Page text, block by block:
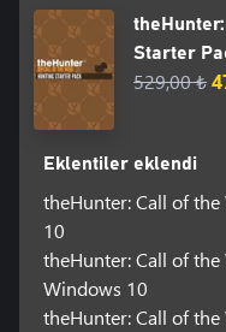
• Yukon Valley:
keşfederken çeşitli
• Medved-Taiga National
arazisinde avlan ve
yüzleşmeye hazır ol.
Bu gerçekçi ve nefes kesici
eşsiz atmosferin tadını
çevrimiçi çok oyunculu
yabancılardan!) oluşan
Starter
529,00 ₺
Eklentiler eklendi
theHunter: Call of
10
theHunter: Call of
Windows 10
theHunter: Call of